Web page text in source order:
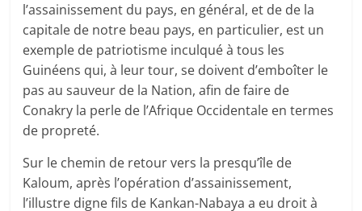
l’assainissement du pays, en général, et de de la
capitale de notre beau pays, en particulier, est un
exemple de patriotisme inculqué à tous les
Guinéens qui, à leur tour, se doivent d’emboîter le
pas au sauveur de la Nation, afin de faire de
Conakry la perle de l’Afrique Occidentale en termes
de propreté.
Sur le chemin de retour vers la presqu’île de
Kaloum, après l’opération d’assainissement,
l’illustre digne fils de Kankan-Nabaya a eu droit à